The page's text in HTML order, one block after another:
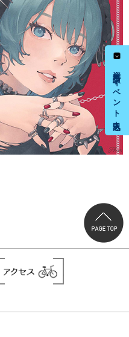
資料請求・イベント申込み